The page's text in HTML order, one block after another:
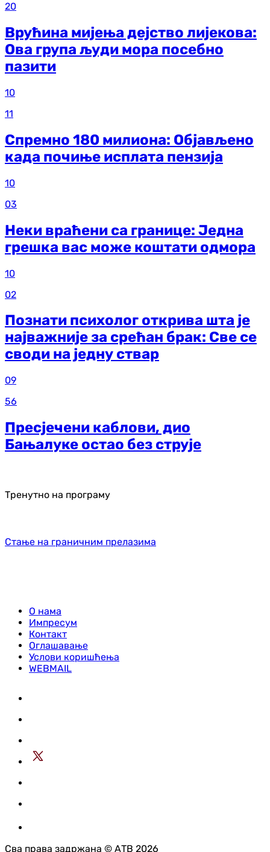
20
Врућина мијења дејство лијекова:
Ова група људи мора посебно
пазити
10
11
Спремно 180 милиона: Објављено
када почиње исплата пензија
10
03
Неки враћени са границе: Једна
грешка вас може коштати одмора
10
02
Познати психолог открива шта је
најважније за срећан брак: Све се
своди на једну ствар
09
56
Пресјечени каблови, дио
Бањалуке остао без струје
Тренутно на програму
Стање на граничним прелазима
О нама
Импресум
Контакт
Оглашавање
Услови коришћења
WEBMAIL
Сва права задржана © АТВ 2026